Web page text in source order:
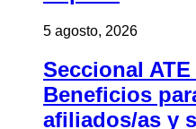
5 agosto, 2026
Seccional
Beneficios
afiliados/as y